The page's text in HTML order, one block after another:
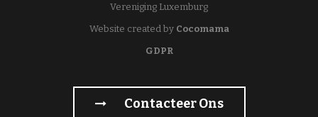
Vereniging Luxemburg
Website created by Cocomama
GDPR
Contacteer Ons